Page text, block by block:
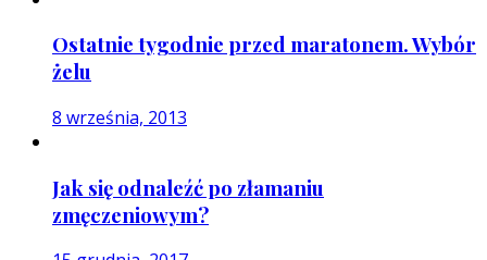
Ostatnie tygodnie przed maratonem. Wybór
żelu
8 września, 2013
Jak się odnaleźć po złamaniu
zmęczeniowym?